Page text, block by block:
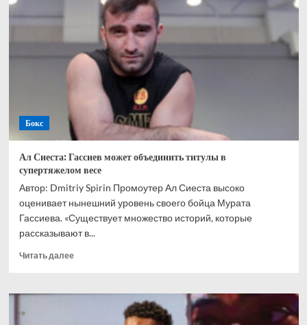
выиграть
чемпионат
вернуть
титул»
Бокс
Ал Сиеста: Гассиев может объединить титулы в
супертяжелом весе
Автор: Dmitriy Spirin Промоутер Ал Сиеста высоко
оценивает нынешний уровень своего бойца Мурата
Гассиева. «Существует множество историй, которые
рассказывают в...
Читать далееПрочитать
Ал